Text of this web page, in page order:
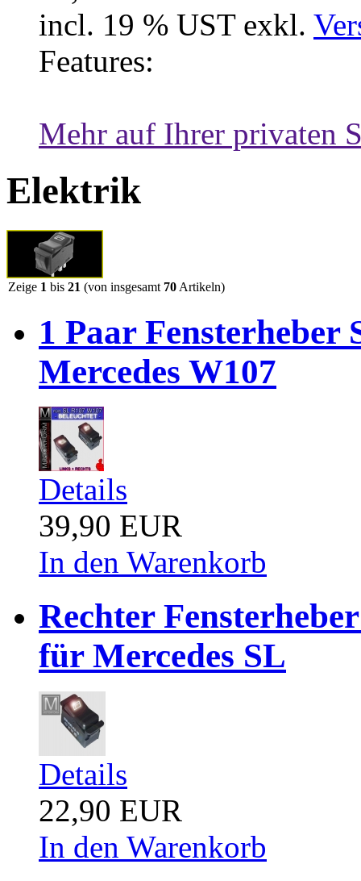
incl. 19 % UST exkl.
Features:
Mehr auf Ihrer privaten
Elektrik
Zeige 1 bis 21 (von insgesamt 70 Artikeln)
1 Paar
Mercedes W107
Details
39,90 EUR
In den Warenkorb
Rechter
für Mercedes SL
Details
22,90 EUR
In den Warenkorb